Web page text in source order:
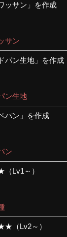
ッサン」を作成
サン
パン生地」を作成
ン生地
パン」を作成
ン
Lv1～）
（Lv2～）